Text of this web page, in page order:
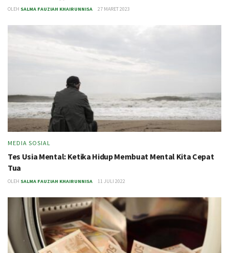
OLEH SALMA FAUZIAH KHAIRUNNISA 27 MARET 2023
MEDIA SOSIAL
Tes Usia Mental: Ketika Hidup Membuat Mental Kita Cepat
Tua
OLEH SALMA FAUZIAH KHAIRUNNISA 11 JULI 2022